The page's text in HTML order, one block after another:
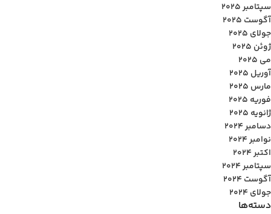
سپتامبر 2025
آگوست 2025
جولای 2025
ژوئن 2025
می 2025
آوریل 2025
مارس 2025
فوریه 2025
ژانویه 2025
دسامبر 2024
نوامبر 2024
اکتبر 2024
سپتامبر 2024
آگوست 2024
جولای 2024
دسته‌ها